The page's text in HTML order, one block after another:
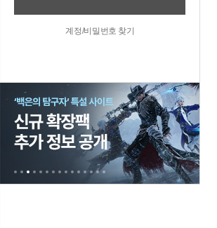
계정/비밀번호 찾기